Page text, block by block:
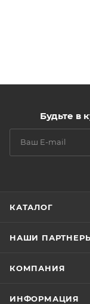
Будьте в
КАТАЛОГ
НАШИ
КОМПАНИЯ
ИНФОРМАЦИЯ